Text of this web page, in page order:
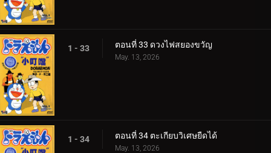
1 - 33 ตอนที่ 33 ดวงไฟสยองขวัญ
May. 13, 2026
1 - 34 ตอนที่ 34 ตะเกียบวิเศษยืดได้
May. 13, 2026